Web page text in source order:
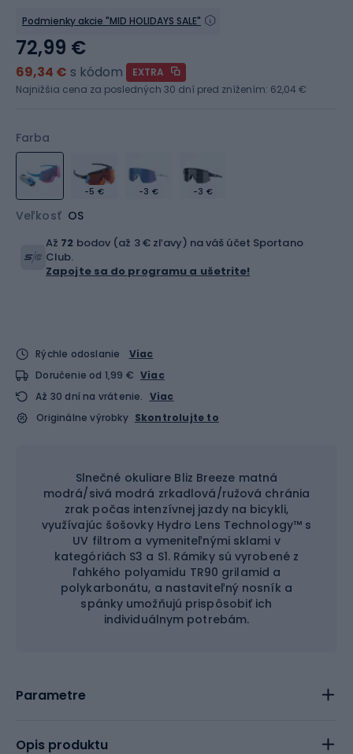
Podmienky akcie "MID HOLIDAYS SALE"
Farba
-5 € -3 € -3 €
Veľkosť OS
72,99 €
69,34 € s kódom
EXTRA
Najnižšia cena za posledných 30 dní pred znížením: 62,04 €
Až 72 bodov (až 3 € zľavy) na váš účet Sportano
Club.
Zapojte sa do programu a ušetrite!
Rýchle odoslanie
Viac
Doručenie od 1,99 € Viac
Až 30 dní na vrátenie. Viac
Originálne výrobky Skontrolujte to
Slnečné okuliare Bliz Breeze matná
modrá/sivá modrá zrkadlová/ružová chránia
zrak počas intenzívnej jazdy na bicykli,
využívajúc šošovky Hydro Lens Technology™ s
UV filtrom a vymeniteľnými sklami v
kategóriách S3 a S1. Rámiky sú vyrobené z
ľahkého polyamidu TR90 grilamid a
polykarbonátu, a nastaviteľný nosník a
spánky umožňujú prispôsobiť ich
individuálnym potrebám.
Parametre
Opis produktu